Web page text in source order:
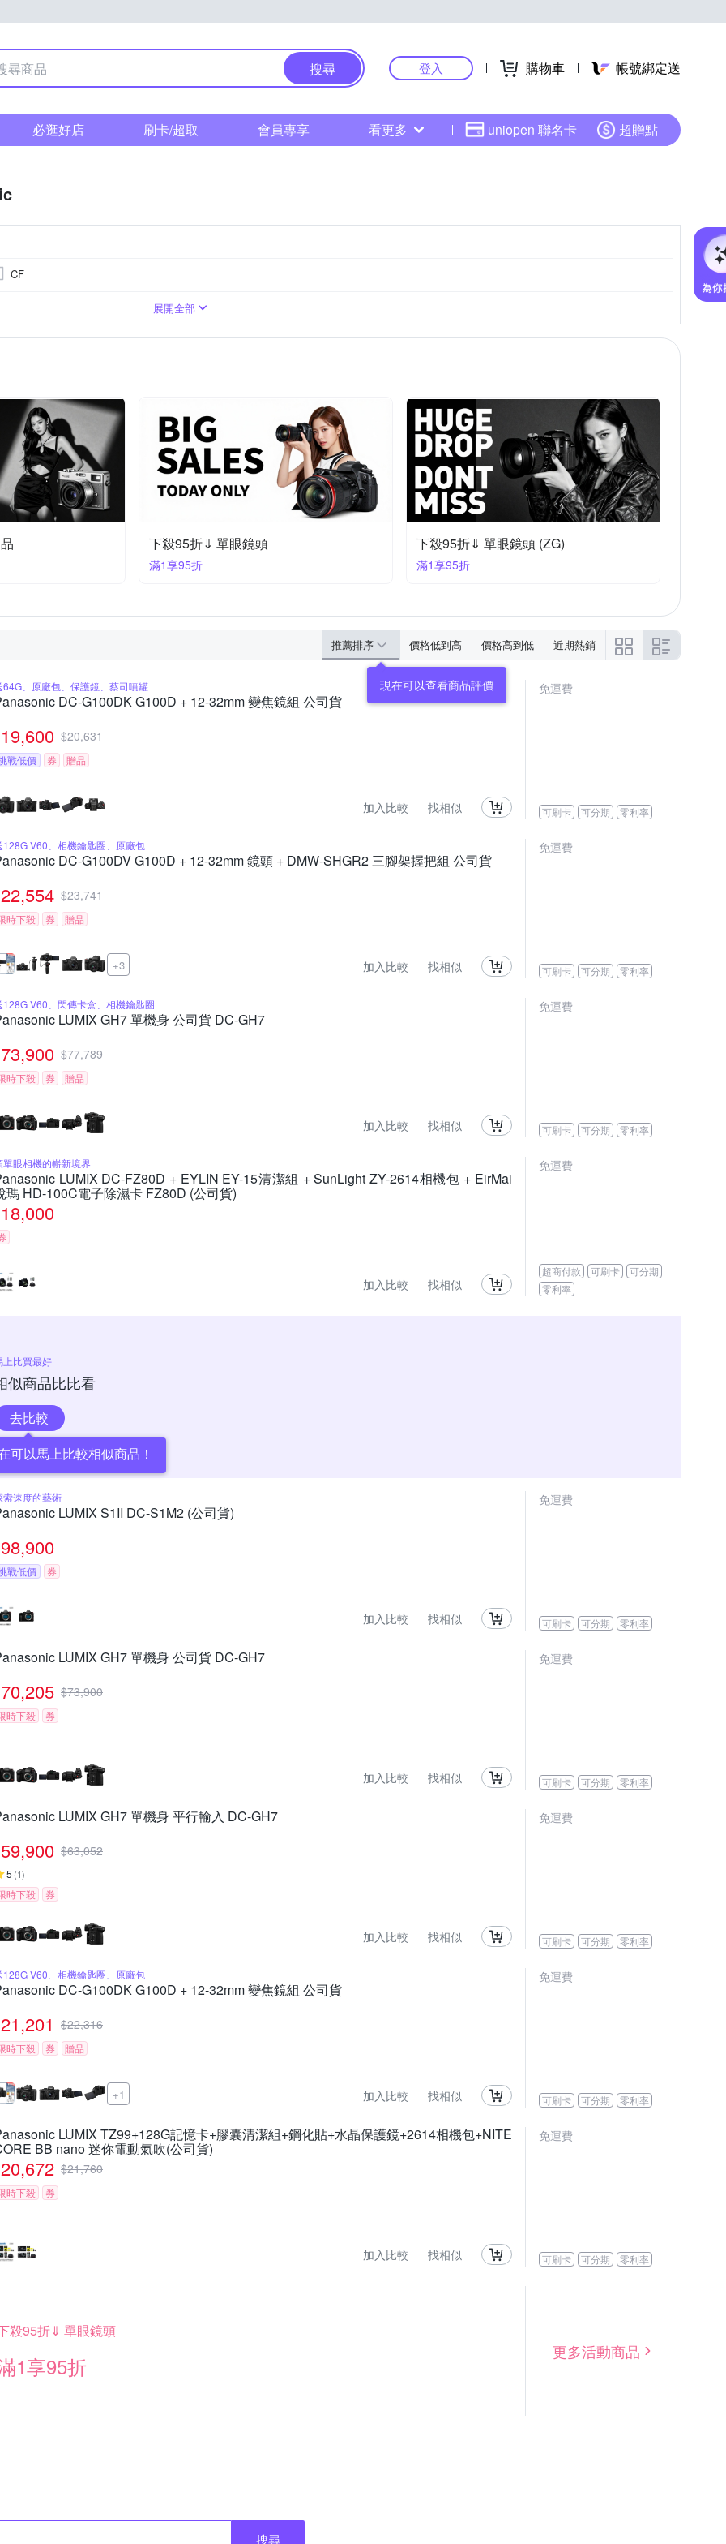
搜尋 登入 購物車 帳號綁定送
必逛好店 刷卡/超取 會員專享 看更多 uniopen 聯名卡 超贈點
CF
展開全部
下殺95折⇓ 單眼鏡頭
滿1享95折
下殺95折⇓ 單眼鏡頭 (ZG)
滿1享95折
推薦排序 價格低到高 價格高到低 近期熱銷
64G、原廠包、保護鏡、蔡司噴罐
DC-G100DK G100D + 12-32mm 變焦鏡組 公司貨
19,600 $20,631
戰低價 券 贈品
加入比較 找相似
免運費
可刷卡 可分期 零利率
128G V60、相機鑰匙圈、原廠包
DC-G100DV G100D + 12-32mm 鏡頭 + DMW-SHGR2 三腳架握把組 公司貨
22,554 $23,741
時下殺 券 贈品
+3 加入比較 找相似
免運費
可刷卡 可分期 零利率
128G V60、閃傳卡盒、相機鑰匙圈
LUMIX GH7 單機身 公司貨 DC-GH7
73,900 $77,789
時下殺 券 贈品
加入比較 找相似
免運費
可刷卡 可分期 零利率
單眼相機的嶄新境界
LUMIX DC-FZ80D + EYLIN EY-15清潔組 + SunLight ZY-2614相機包 + EirMai
瑪 HD-100C電子除濕卡 FZ80D (公司貨)
18,000
加入比較 找相似
免運費
超商付款 可刷卡
可分期
零利率
上比買最好
似商品比比看
去比較
可以馬上比較相似商品！
索速度的藝術
LUMIX S1II DC-S1M2 (公司貨)
98,900
戰低價 券
加入比較 找相似
免運費
可刷卡 可分期 零利率
LUMIX GH7 單機身 公司貨 DC-GH7
70,205 $73,900
時下殺 券
加入比較 找相似
免運費
可刷卡 可分期 零利率
LUMIX GH7 單機身 平行輸入 DC-GH7
59,900 $63,052
5 (1)
時下殺 券
加入比較 找相似
免運費
可刷卡 可分期 零利率
128G V60、相機鑰匙圈、原廠包
DC-G100DK G100D + 12-32mm 變焦鏡組 公司貨
21,201 $22,316
時下殺 券 贈品
+1 加入比較 找相似
免運費
可刷卡 可分期 零利率
LUMIX TZ99+128G記憶卡+膠囊清潔組+鋼化貼+水晶保護鏡+2614相機包+NITE
BB nano 迷你電動氣吹(公司貨)
20,672 $21,760
時下殺 券
加入比較 找相似
免運費
可刷卡 可分期 零利率
殺95折⇓ 單眼鏡頭
1享95折
更多活動商品
搜尋